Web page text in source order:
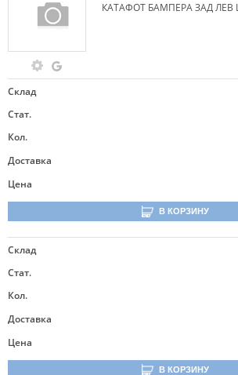
КАТАФОТ БАМПЕРА ЗАД ЛЕВ
Склад
Стат.
Кол.
Доставка
Цена
В КОРЗИНУ
Склад
Стат.
Кол.
Доставка
Цена
В КОРЗИНУ